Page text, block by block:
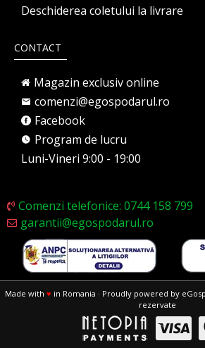
Deschiderea coletului la livrare
CONTACT
Magazin exclusiv online
comenzi@egospodarul.ro
Facebook
Program de lucru
Luni-Vineri 9:00 - 19:00
Comenzi telefonice: 0744 158 799
garantii@egospodarul.ro
Made with ♥ in Romania · Proudly powered by
rezervate